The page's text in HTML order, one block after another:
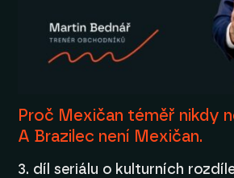
Proč Mexičan téměř nikdy
A Brazilec není Mexičan.
3. díl seriálu o kulturních